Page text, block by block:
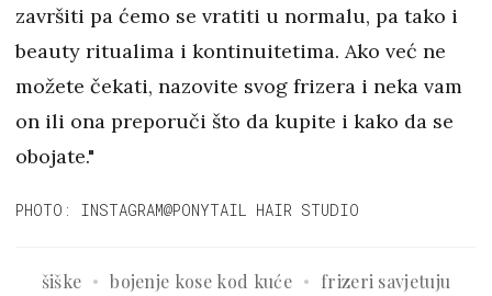
završiti pa ćemo se vratiti u normalu, pa tako i
beauty ritualima i kontinuitetima. Ako već ne
možete čekati, nazovite svog frizera i neka vam
on ili ona preporuči što da kupite i kako da se
obojate."
PHOTO: INSTAGRAM@PONYTAIL HAIR STUDIO
šiške bojenje kose kod kuće
frizeri savjetuju